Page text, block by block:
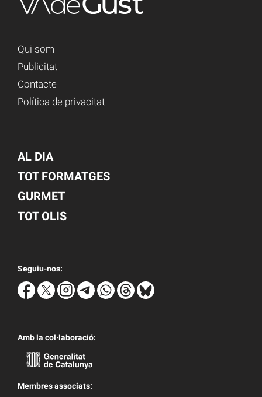
Qui som
Publicitat
Contacte
Política de privacitat
AL DIA
TOT FORMATGES
GURMET
TOT OLIS
Seguiu-nos:
Amb la col·laboració:
Membres associats: